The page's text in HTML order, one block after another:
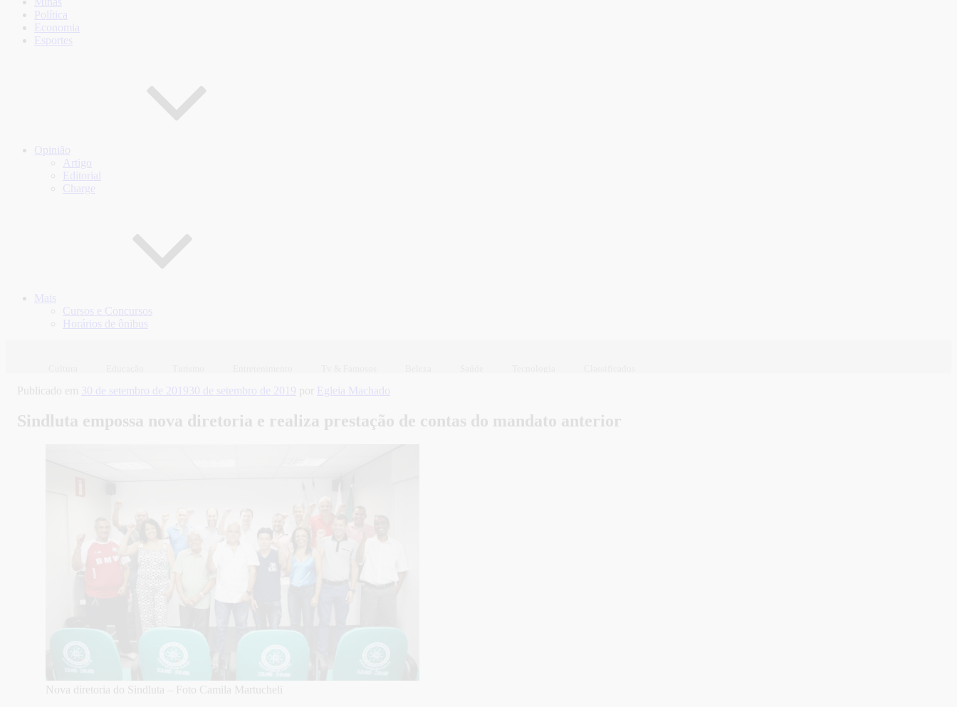
Política
Economia
Esportes
Opinião
Artigo
Editorial
Charge
Mais
Cursos e Concursos
Horários de ônibus
Publicado em 30 de setembro de 2019 30 de setembro de 2019 por Egleia Machado
Sindluta empossa nova diretoria e realiza prestação de contas do mandato anterior
Nova diretoria do Sindluta – Foto Camila Martucheli